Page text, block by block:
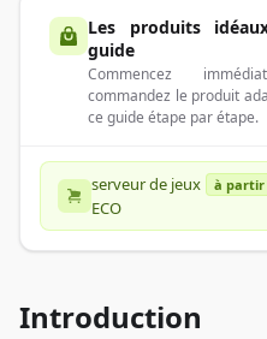
Les produits
guide
Commencez
commandez le produit
ce guide étape par étape.
serveur de jeux
ECO
à partir
Introduction